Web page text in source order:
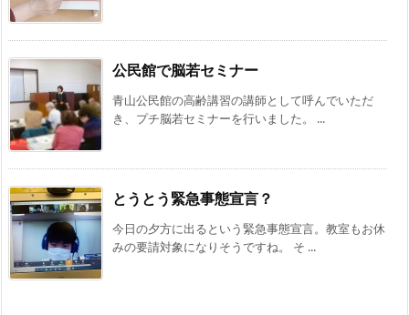
公民館で脳若セミナー
青山公民館の高齢講習の講師として呼んでいただ
き、プチ脳若セミナーを行いました。 ...
とうとう緊急事態宣言？
今日の夕方に出るという緊急事態宣言。教室もお休
みの要請対象になりそうですね。 そ ...